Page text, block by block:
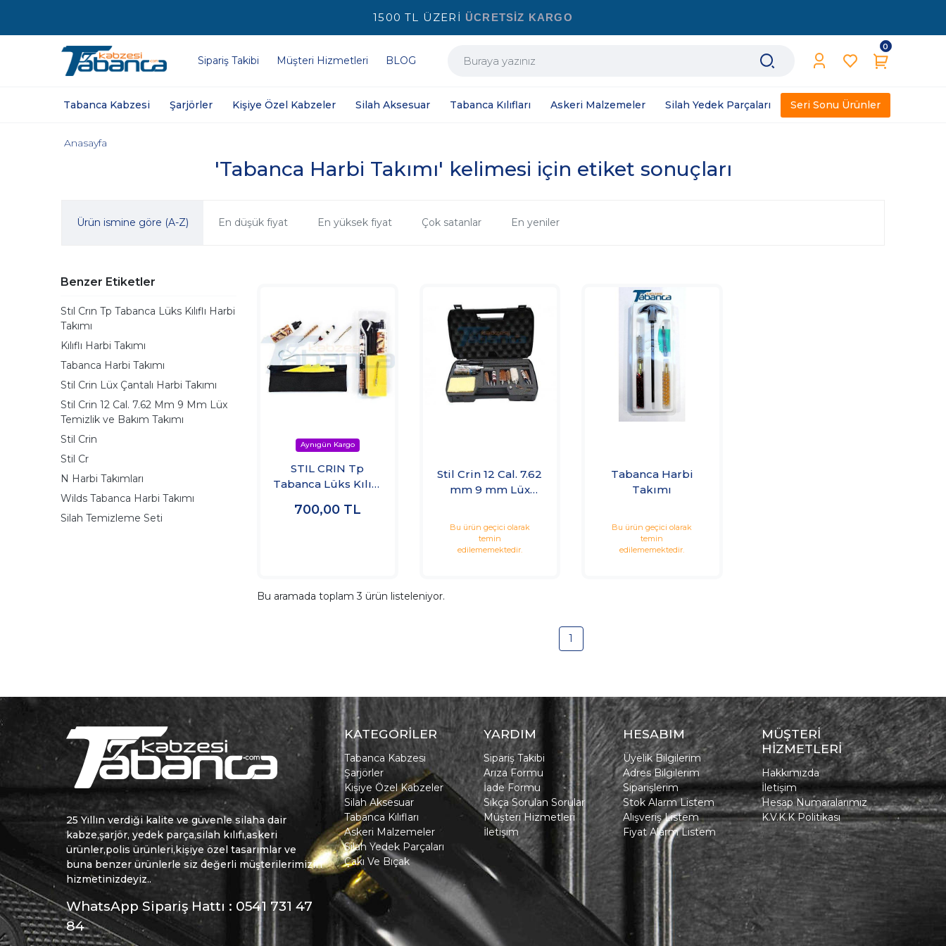
1500 TL ÜZERİ ÜCRETSİZ KARGO
Sipariş Takibi Müşteri Hizmetleri BLOG
0
Tabanca Kabzesi Şarjörler Kişiye Özel Kabzeler Silah Aksesuar Tabanca Kılıfları Askeri Malzemeler Silah Yedek Parçaları Seri Sonu Ürünler
'Tabanca Harbi Takımı' kelimesi için etiket sonuçları
Anasayfa
Ürün ismine göre (A-Z) En düşük fiyat En yüksek fiyat Çok satanlar En yeniler
Benzer Etiketler
Stıl Crın Tp Tabanca Lüks Kılıflı Harbi
Takımı
Kılıflı Harbi Takımı
Tabanca Harbi Takımı
Stil Crin Lüx Çantalı Harbi Takımı
Stil Crin 12 Cal. 7.62 Mm 9 Mm Lüx
Temizlik ve Bakım Takımı
Stil Crin
Stil Cr
N Harbi Takımları
Wilds Tabanca Harbi Takımı
Silah Temizleme Seti
STIL CRIN Tp
Tabanca Lüks Kılıflı
700,00 TL
Stil Crin 12 Cal. 7.62
mm 9 mm Lüx
Bu ürün geçici olarak
temin
edilememektedir.
Tabanca Harbi
Takımı
Bu ürün geçici olarak
temin
edilememektedir.
Bu aramada toplam3 ürün listeleniyor.
1
25 Yıllın verdiği kalite ve güvenle silaha dair
kabze,şarjör, yedek parça,silah kılıfı,askeri
ürünler,polis ürünleri,kişiye özel tasarımlar ve
buna benzer ürünlerle siz değerli müşterilerimizin
hizmetinizdeyiz..
WhatsApp Sipariş Hattı : 0541 731 47
84
KATEGORİLER
Tabanca Kabzesi
Şarjörler
Kişiye Özel Kabzeler
Silah Aksesuar
Tabanca Kılıfları
Askeri Malzemeler
Silah Yedek Parçaları
Çakı Ve Bıçak
YARDIM
Sipariş Takibi
Arıza Formu
İade Formu
Sıkça Sorulan Sorular
Müşteri Hizmetleri
İletişim
HESABIM
Üyelik Bilgilerim
Adres Bilgilerim
Siparişlerim
Stok Alarm Listem
Alışveriş Listem
Fiyat Alarm Listem
MÜŞTERİ
HİZMETLERİ
Hakkımızda
İletişim
Hesap Numaralarımız
K.V.K.K Politikası